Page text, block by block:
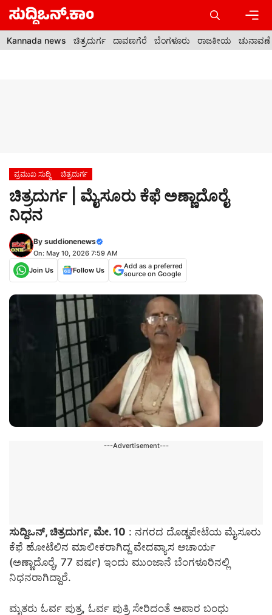
Skip
content
Kannada news ಚಿತ್ರದುರ್ಗ ದಾವಣಗೆರೆ ಬೆಂಗಳೂರು ರಾಜಕೀಯ ಚುನಾವಣೆ
ಪ್ರಮುಖ ಸುದ್ದಿ ಚಿತ್ರದುರ್ಗ
ಚಿತ್ರದುರ್ಗ | ಮೈಸೂರು ಕೆಫೆ ಅಣ್ಣಾದೊರೈ
ನಿಧನ
By suddionenews
On: May 10, 2026 7:59 AM
Join Us
Follow Us
Add as a preferred
source on Google
---Advertisement---
ಸುದ್ದಿಒನ್, ಚಿತ್ರದುರ್ಗ, ಮೇ. 10 : ನಗರದ ದೊಡ್ಡಪೇಟೆಯ ಮೈಸೂರು
ಕೆಫೆ ಹೋಟೆಲಿನ ಮಾಲೀಕರಾಗಿದ್ದ ವೇದವ್ಯಾಸ ಆಚಾರ್ಯ
(ಅಣ್ಣಾದೊರೈ, 77 ವರ್ಷ) ಇಂದು ಮುಂಜಾನೆ ಬೆಂಗಳೂರಿನಲ್ಲಿ
ನಿಧನರಾಗಿದ್ದಾರೆ.
ಮೃತರು ಓರ್ವ ಪುತ್ರ, ಓರ್ವ ಪುತ್ರಿ ಸೇರಿದಂತೆ ಅಪಾರ ಬಂಧು